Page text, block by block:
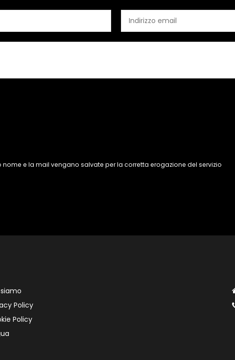
e la mail vengano salvate per la corretta erogazione del servizio
Policy
Policy